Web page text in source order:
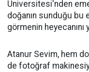
Üniversitesi'nden
doğanın sunduğu bu
görmenin heyecanını
Atanur Sevim, hem
de fotoğraf